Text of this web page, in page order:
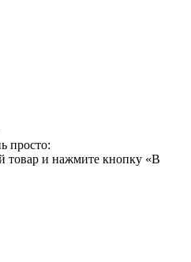
просто:
товар и нажмите кнопку «В